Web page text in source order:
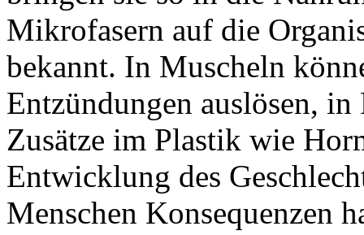
Mikrofasern auf die
bekannt. In Muscheln
Entzündungen auslösen,
Zusätze im Plastik wie
Entwicklung des
Menschen Konsequenzen